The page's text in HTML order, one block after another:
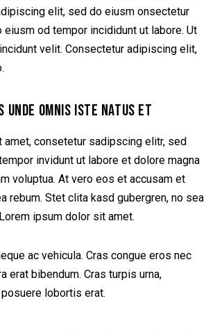
elit, sed do eiusm onsectetur
od tempor incididunt ut labore. Ut
velit. Consectetur adipiscing elit,
UNDE OMNIS ISTE NATUS ET
amet, consetetur sadipscing elitr, sed
invidunt ut labore et dolore magna
voluptua. At vero eos et accusam et
rebum. Stet clita kasd gubergren, no sea
ipsum dolor sit amet.
ac vehicula. Cras congue eros nec
erat bibendum. Cras turpis urna,
lobortis erat.